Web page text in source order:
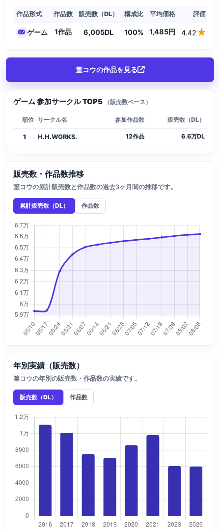
作品形式 作品数 販売数（DL） 構成比 平均価格 評価（★
ゲーム 1作品 6,005DL 100% 1,485円 4.42
篁コウの作品を見る
ゲーム 参加サークル TOP5 （販売数ベース）
順位 サークル名 参加作品数 販売数（DL）
1 H.H.WORKS. 12作品 6.6万DL
販売数・作品数推移
篁コウの累計販売数と作品数の過去3ヶ月間の推移です。
累計販売数（DL） 作品数
年別実績（販売数）
篁コウの年別の販売数・作品数の実績です。
販売数（DL） 作品数